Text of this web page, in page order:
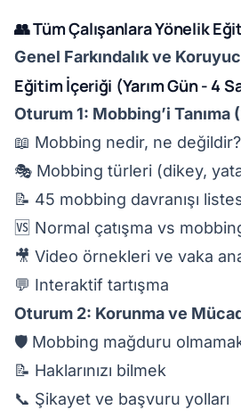
👥 Tüm Çalışanlara Yönelik
Genel Farkındalık ve
Eğitim İçeriği (Yarım Gün - 4
Oturum 1: Mobbing’i Tanıma
📖 Mobbing nedir, ne değildir?
🎭 Mobbing türleri (dikey,
📝 45 mobbing davranışı
🆚 Normal çatışma vs
🎥 Video örnekleri ve vaka
💬 Interaktif tartışma
Oturum 2: Korunma ve
🛡️ Mobbing mağduru
📝 Haklarınızı bilmek
📞 Şikayet ve başvuru yolları